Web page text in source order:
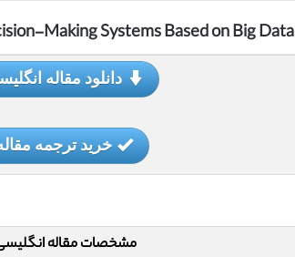
Making Systems Based on Big Data
دانلود مقاله
خرید ترجمه
مشخصات مقاله